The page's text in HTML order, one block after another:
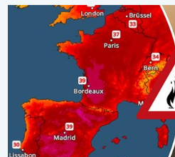
Incendios forestales en España